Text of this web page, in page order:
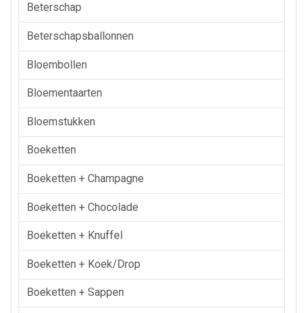
Beterschap
Beterschapsballonnen
Bloembollen
Bloementaarten
Bloemstukken
Boeketten
Boeketten + Champagne
Boeketten + Chocolade
Boeketten + Knuffel
Boeketten + Koek/drop
Boeketten + Sappen